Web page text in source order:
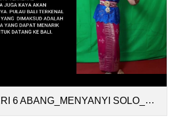
SOLO_NI KETUT PURNAMIANI.mp4